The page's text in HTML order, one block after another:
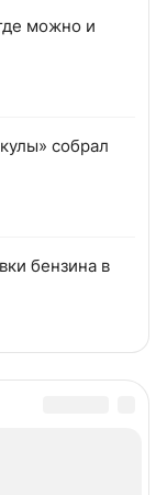
можно и
собрал
бензина в